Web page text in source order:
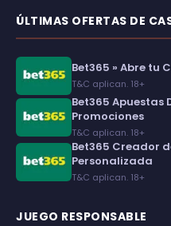
ÚLTIMAS OFERTAS DE
Bet365 » Abre tu
T&C aplican. 18+
Bet365 Apuestas
Promociones
T&C aplican. 18+
Bet365 Creador
Personalizada
T&C aplican. 18+
JUEGO RESPONSABLE